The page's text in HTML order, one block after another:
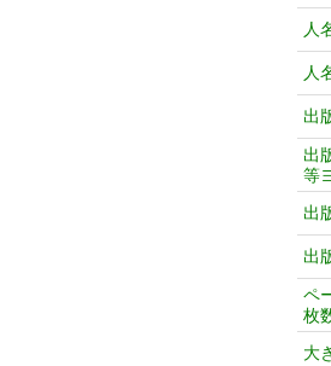
人
人
出
出
等
出
出
ペ
枚
大